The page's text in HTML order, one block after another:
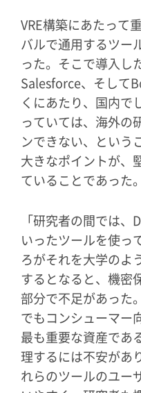
VRE構築にあたって
バルで通用するツー
った。そこで導入し
Salesforce、そして
くにあたり、国内で
っていては、海外の
ンできない、という
大きなポイントが、
ていることであった。
「研究者の間では
いったツールを使っ
ろがそれを大学のよ
するとなると、機密
部分で不足があった
でもコンシューマー
最も重要な資産であ
理するには不安があ
れらのツールのユー